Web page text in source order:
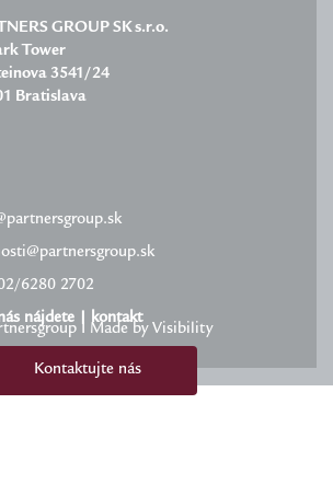
GROUP SK s.r.o.
Tower
3541/24
Bratislava
6280 2702
nájdete kontakt
Kontaktujte nás
I Made by Visibility